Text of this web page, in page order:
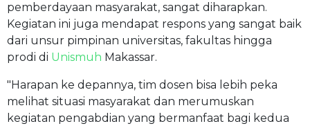
pemberdayaan masyarakat, sangat diharapkan.
Kegiatan ini juga mendapat respons yang sangat baik
dari unsur pimpinan universitas, fakultas hingga
prodi di Unismuh Makassar.
"Harapan ke depannya, tim dosen bisa lebih peka
melihat situasi masyarakat dan merumuskan
kegiatan pengabdian yang bermanfaat bagi kedua